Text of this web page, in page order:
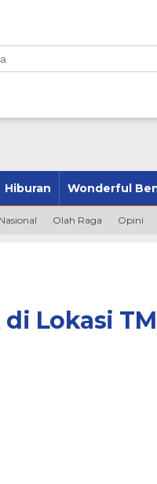
Hiburan Wonderful
Nasional Olah Raga Opini
Lokasi